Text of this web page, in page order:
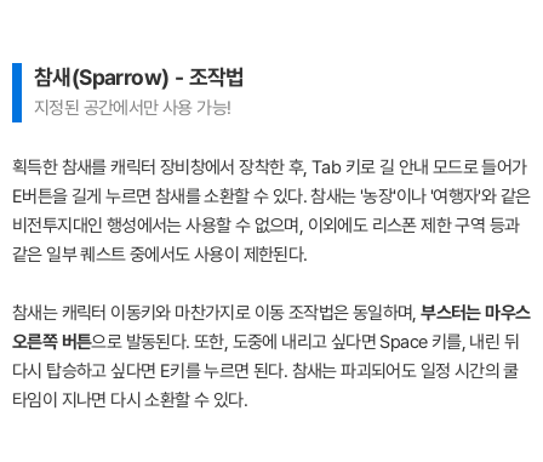
참새(Sparrow) - 조작법
지정된 공간에서만 사용 가능!
획득한 참새를 캐릭터 장비창에서 장착한 후, Tab 키로 길 안내 모드로 들어가
E버튼을 길게 누르면 참새를 소환할 수 있다. 참새는 '농장'이나 '여행자'와 같은
비전투지대인 행성에서는 사용할 수 없으며, 이외에도 리스폰 제한 구역 등과
같은 일부 퀘스트 중에서도 사용이 제한된다.
참새는 캐릭터 이동키와 마찬가지로 이동 조작법은 동일하며,부스터는 마우스
오른쪽 버튼으로 발동된다. 또한, 도중에 내리고 싶다면 Space 키를, 내린 뒤
다시 탑승하고 싶다면 E키를 누르면 된다. 참새는 파괴되어도 일정 시간의 쿨
타임이 지나면 다시 소환할 수 있다.